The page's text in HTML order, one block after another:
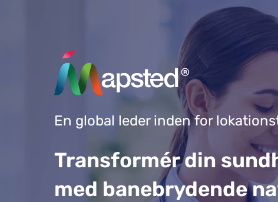
En global leder inden for
Transformér din
med banebrydende